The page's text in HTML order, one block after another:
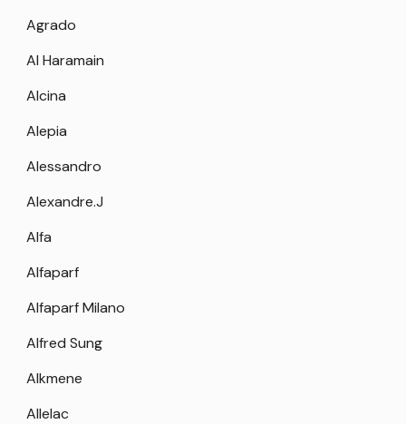
Agrado
Al Haramain
Alcina
Alepia
Alessandro
Alexandre.J
Alfa
Alfaparf
Alfaparf Milano
Alfred Sung
Alkmene
Allelac